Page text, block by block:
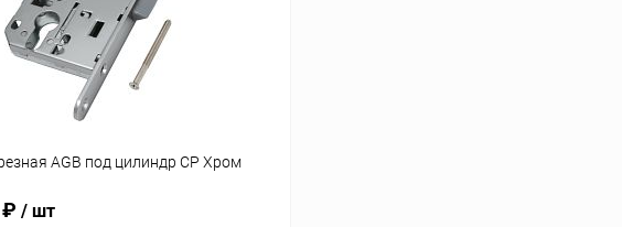
AGB под цилиндр CP Хром
₽ / шт